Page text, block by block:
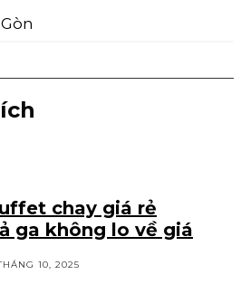
chay giá rẻ
ga không lo về giá
10, 2025